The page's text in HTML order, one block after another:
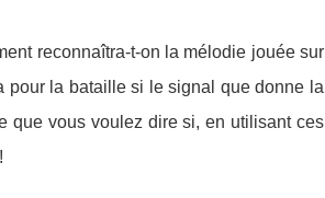
reconnaîtra-t-on la mélodie jouée sur
pour la bataille si le signal que donne la
que vous voulez dire si, en utilisant ces